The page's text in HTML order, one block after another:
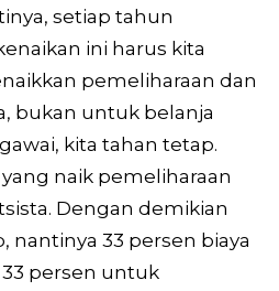
setiap tahun
ini harus kita
pemeliharaan dan
bukan untuk belanja
kita tahan tetap.
naik pemeliharaan
Dengan demikian
nantinya 33 persen biaya
persen untuk